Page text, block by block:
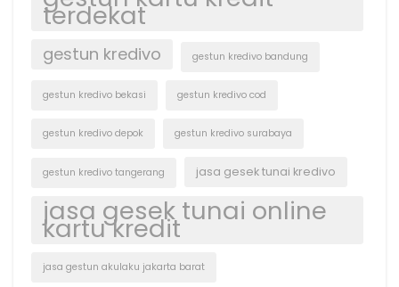
terdekat
gestun kredivo gestun kredivo bandung
gestun kredivo bekasi gestun kredivo cod
gestun kredivo depok gestun kredivo surabaya
gestun kredivo tangerang jasa gesek tunai kredivo
jasa gesek tunai online
kartu kredit
jasa gestun akulaku jakarta barat